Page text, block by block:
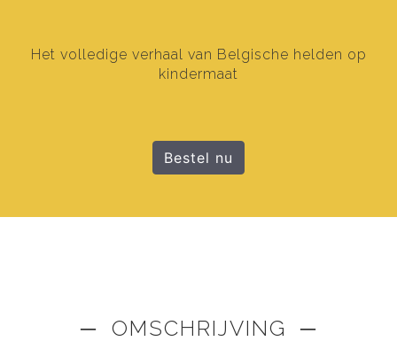
Het volledige verhaal van Belgische helden op
kindermaat
Bestel nu
─ OMSCHRIJVING ─